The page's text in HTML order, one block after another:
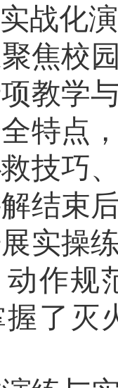
战化
焦校
教学
特点
技巧
结束
实操
作规
了灭